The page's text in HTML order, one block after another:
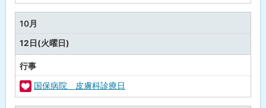
定
な
し
10月
12日(火曜日)
行事
福
国保病院 皮膚科診療日